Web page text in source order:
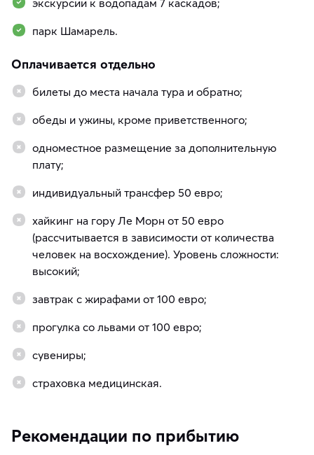
парк Шамарель.
Оплачивается отдельно
билеты до места начала тура и обратно;
обеды и ужины, кроме приветственного;
одноместное размещение за дополнительную
плату;
индивидуальный трансфер 50 евро;
хайкинг на гору Ле Морн от 50 евро
(рассчитывается в зависимости от количества
человек на восхождение). Уровень сложности:
высокий;
завтрак с жирафами от 100 евро;
прогулка со львами от 100 евро;
сувениры;
страховка медицинская.
Рекомендации по прибытию